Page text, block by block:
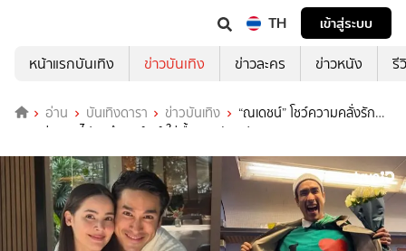
TH
เข้าสู่ระบบ
หน้าแรกบันเทิง
ข่าวบันเทิง ข่าวละคร ข่าวหนัง รี
อ่าน บันเทิงดารา ข่าวบันเทิง
“ณเดชน์” โชว์ความคลั่งรัก
“ญาญ่า” บินไปหาถึงนอร์เวย์ ใส่เสื้อบอกรักแฟนสาว!